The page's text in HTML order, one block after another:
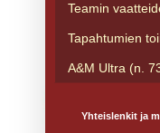
Teamin
Tapahtumien
A&M Ultra (n.
Yhteislenkit ja